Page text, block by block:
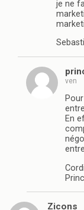
je ne
ven
En
Zicons